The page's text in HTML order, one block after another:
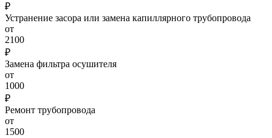
₽
Устранение засора или замена капиллярного трубопровода
от
2100
₽
Замена фильтра осушителя
от
1000
₽
Ремонт трубопровода
от
1500